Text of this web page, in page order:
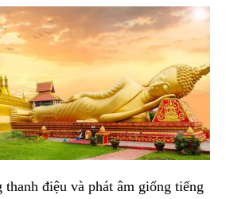
điệu và phát âm giống tiếng